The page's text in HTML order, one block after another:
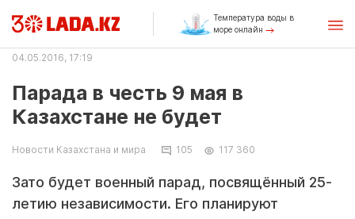
Температура воды в
море онлайн
04.05.2016, 17:19
Парада в честь 9 мая в
Казахстане не будет
Новости Казахстана и мира 105 117 360
Зато будет военный парад, посвящённый 25-
летию независимости. Его планируют